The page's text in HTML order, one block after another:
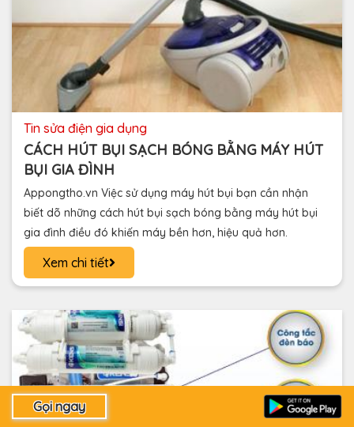
tin sửa điện gia dụng
CÁCH HÚT BỤI SẠCH BÓNG BẰNG MÁY HÚT
BỤI GIA ĐÌNH
Appongtho.vn Việc sử dụng máy hút bụi bạn cần nhận
biết dõ những cách hút bụi sạch bóng bằng máy hút bụi
gia đình điều đó khiến máy bền hơn, hiệu quả hơn.
Xem chi tiết